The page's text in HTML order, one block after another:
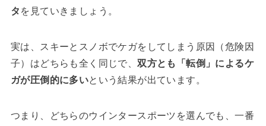
タ を見ていきましょう。
実は、スキーとスノボでケガをしてしまう原因（危険因
子）はどちらも全く同じで、双方とも「転倒」によるケ
ガが圧倒的に多いという結果が出ています。
つまり、どちらのウインタースポーツを選んでも、一番